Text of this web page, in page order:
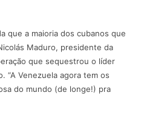
que a maioria dos cubanos que
Maduro, presidente da
que sequestrou o líder
“A Venezuela agora tem os
do mundo (de longe!) pra